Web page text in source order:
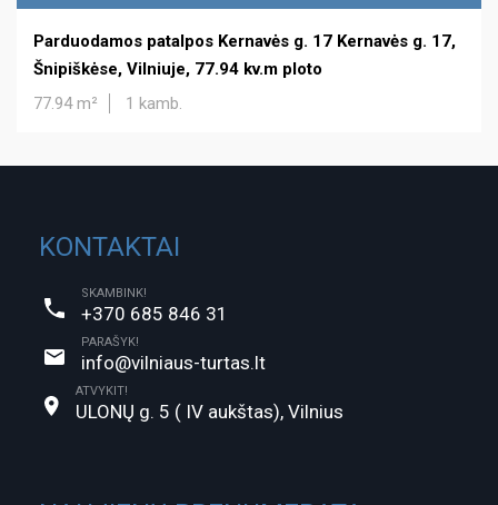
Parduodamos patalpos Kernavės g. 17 Kernavės g. 17,
Šnipiškėse, Vilniuje, 77.94 kv.m ploto
77.94 m²
1 kamb.
KONTAKTAI
SKAMBINK!
+370 685 846 31
PARAŠYK!
info@vilniaus-turtas.lt
ATVYKIT!
ULONŲ g. 5 ( IV aukštas), Vilnius